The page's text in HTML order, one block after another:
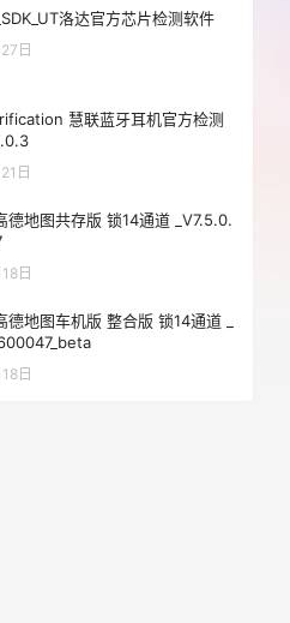
洛达官方芯片检测软件
日
慧联蓝牙耳机官方检测
日
德地图共存版 锁14通道 _V7.5.0.
日
德地图车机版 整合版 锁14通道 _
日